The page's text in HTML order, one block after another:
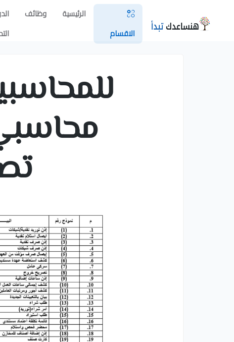
الاقسام
الرئيسية وظائف